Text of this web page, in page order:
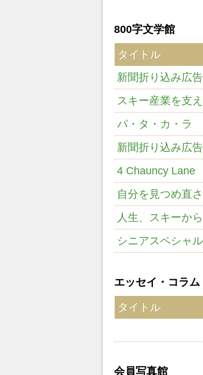
800字文学館
タイトル
新聞折り込み広
スキー産業を支
パ・タ・カ・ラ
新聞折り込み広
4 Chauncy Lane
自分を見つめ直
人生、スキーか
シニアスペシャ
エッセイ・コラム
タイトル
会員写真館